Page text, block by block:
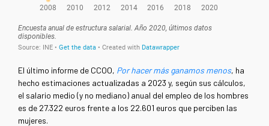
El último informe de CCOO, Por hacer más ganamos menos, ha
hecho estimaciones actualizadas a 2023 y, según sus cálculos,
el salario medio (y no mediano) anual del empleo de los hombres
es de 27.322 euros frente a los 22.601 euros que perciben las
mujeres.